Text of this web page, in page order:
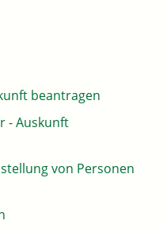
beantragen
- Auskunft
von Personen